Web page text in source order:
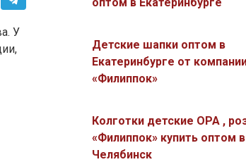
У
Детские шапки оптом в
Екатеринбурге от
«Филиппок»
Колготки детские ОРА ,
«Филиппок» купить оптом в
Челябинск